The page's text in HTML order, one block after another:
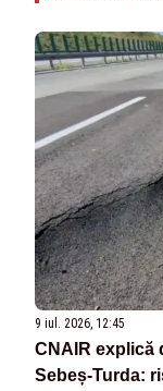
9 iul. 2026, 12:45
CNAIR explică
Sebeș-Turda: